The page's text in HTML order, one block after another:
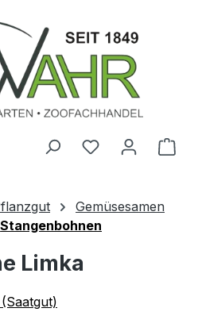
Gemüsesamen
Stangenbohnen
Limka